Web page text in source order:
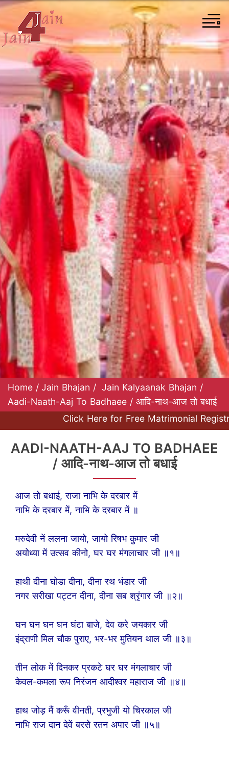
Home / Jain Bhajan / Jain Kalyaanak Bhajan /
Aadi-Naath-Aaj To Badhaee / आदि-नाथ-आज तो बधाई
Click Here for Free Matrimonial
AADI-NAATH-AAJ TO BADHAEE
/ आदि-नाथ-आज तो बधाई
आज तो बधाई, राजा नाभि के दरबार में
नाभि के दरबार में, नाभि के दरबार में ॥
मरुदेवी नें ललना जायो, जायो रिषभ कुमार जी
अयोध्या में उत्सव कीनो, घर घर मंगलाचार जी ॥१॥
हाथी दीना घोडा दीना, दीना रथ भंडार जी
नगर सरीखा पट्टन दीना, दीना सब श्रृंगार जी ॥२॥
घन घन घन घन घंटा बाजे, देव करे जयकार जी
इंद्राणी मिल चौक पुराए, भर-भर मुतियन थाल जी ॥३॥
तीन लोक में दिनकर प्रकटे घर घर मंगलाचार जी
केवल-कमला रूप निरंजन आदीश्वर महाराज जी ॥४॥
हाथ जोड़ मैं करूँ वीनती, प्रभुजी यो चिरकाल जी
नाभि राज दान देवें बरसे रतन अपार जी ॥५॥